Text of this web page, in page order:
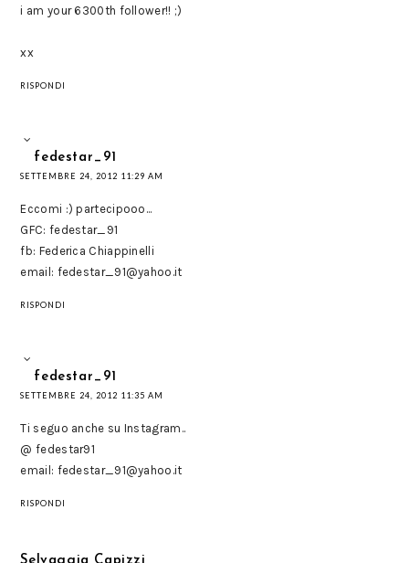
i am your 6300th follower!! ;)
xx
RISPONDI
fedestar_91
SETTEMBRE 24, 2012 11:29 AM
Eccomi :) partecipooo...
GFC: fedestar_91
fb: Federica Chiappinelli
email: fedestar_91@yahoo.it
RISPONDI
fedestar_91
SETTEMBRE 24, 2012 11:35 AM
Ti seguo anche su Instagram..
@ fedestar91
email: fedestar_91@yahoo.it
RISPONDI